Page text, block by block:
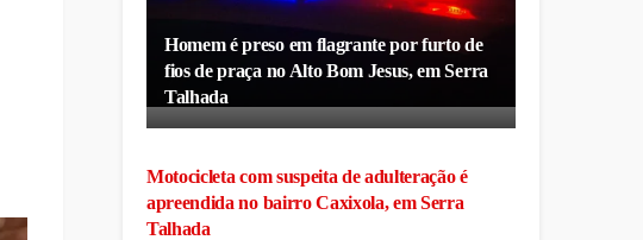
Homem é preso em flagrante por furto de
fios de praça no Alto Bom Jesus, em Serra
Talhada
Motocicleta com suspeita de adulteração é
apreendida no bairro Caxixola, em Serra
Talhada